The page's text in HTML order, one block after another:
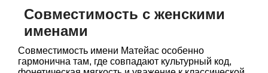
Совместимость с женскими
именами
Совместимость имени Матейас особенно
гармонична там, где совпадают культурный код,